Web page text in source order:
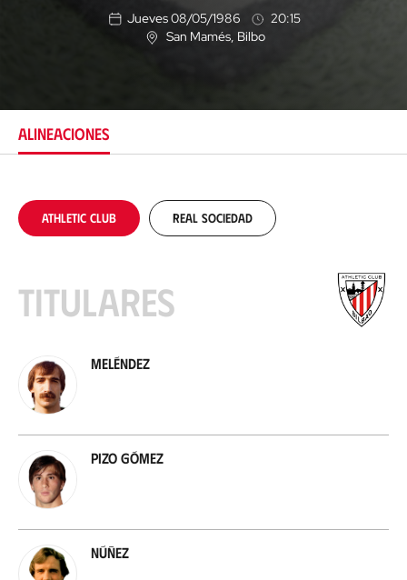
Jueves 08/05/1986
20:15
U
ó
San Mamés, Bilbo
ALINEACIONES
Athletic Club Real Sociedad
Titulares
Meléndez
Pizo Gómez
Núñez